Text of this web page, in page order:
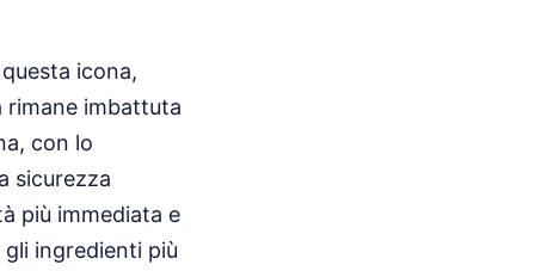
icona,
rimane imbattuta
con lo
sicurezza
più immediata e
ingredienti più